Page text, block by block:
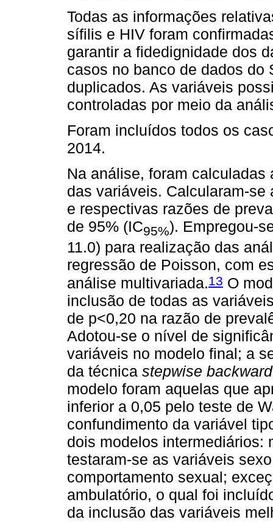
Todas as informações
sífilis e HIV foram
garantir a fidedignidade dos
casos no banco de dados do
duplicados. As variáveis
controladas por meio da
Foram incluídos todos os
2014.
Na análise, foram
das variáveis. Calcularam-
e respectivas razões de
de 95% (IC95%). Empregou-
11.0) para realização das
regressão de Poisson, com
análise multivariada.13 O
inclusão de todas as
de p<0,20 na razão de
Adotou-se o nível de
variáveis no modelo final; a
da técnica stepwise backward
modelo foram aquelas que
inferior a 0,05 pelo teste de
confundimento da variável
dois modelos intermediários:
testaram-se as variáveis
comportamento sexual;
ambulatório, o qual foi
da inclusão das variáveis